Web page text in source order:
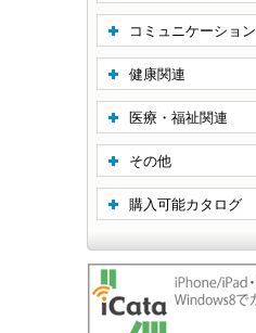
コミュニケーション
健康関連
医療・福祉関連
その他
購入可能カタログ